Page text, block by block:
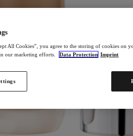
All Cookies”, you agree to the storing of cookies on
our marketing efforts.
Data Protection Imprint